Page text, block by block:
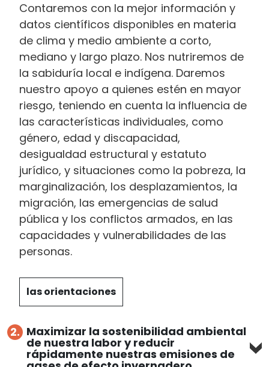
Contaremos con la mejor información y
datos científicos disponibles en materia
de clima y medio ambiente a corto,
mediano y largo plazo. Nos nutriremos de
la sabiduría local e indígena. Daremos
nuestro apoyo a quienes estén en mayor
riesgo, teniendo en cuenta la influencia de
las características individuales, como
género, edad y discapacidad,
desigualdad estructural y estatuto
jurídico, y situaciones como la pobreza, la
marginalización, los desplazamientos, la
migración, las emergencias de salud
pública y los conflictos armados, en las
capacidades y vulnerabilidades de las
personas.
las orientaciones
2. Maximizar la sostenibilidad ambiental
de nuestra labor y reducir
rápidamente nuestras emisiones de